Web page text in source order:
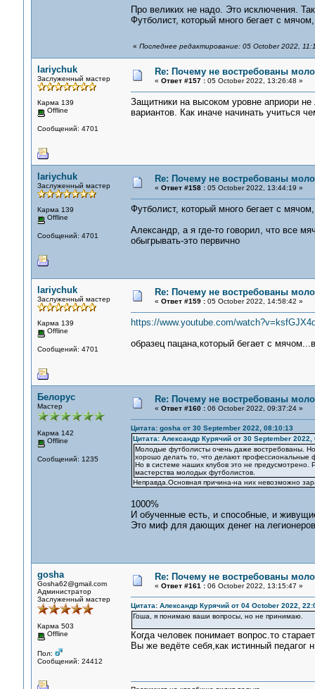
Про великих не надо. Это исключения.
Футболист, который много бегает с
« Последнее редактирование: 05 October 2022,
lariychuk
Заслуженный мастер
Карма 139
Offline
Сообщений: 4701
Re: Почему не востребованы
« Ответ #157 :05 October 2022, 13:26:48 »
Защитники на высоком уровне априори
вариантов. Как иначе начинать учиться
lariychuk
Заслуженный мастер
Карма 139
Offline
Сообщений: 4701
Re: Почему не востребованы
« Ответ #158 :05 October 2022, 13:44:19 »
Футболист, который много бегает с
Александр, а я где-то говорил, что все
обыгрывать-это первично
lariychuk
Заслуженный мастер
Карма 139
Offline
Сообщений: 4701
Re: Почему не востребованы
« Ответ #159 :05 October 2022, 14:58:42 »
https://www.youtube.com/
образец пацана,который бегает с
Белорус
Мастер
Карма 142
Offline
Сообщений: 1235
Re: Почему не востребованы
« Ответ #160 :06 October 2022, 09:37:24 »
Цитата: gosha от 30 September 2022, 08:10:13
Цитата: Александр Курячий от 30 September 2022,
Молодые футболисты очень даже востребованы.
хорошо делать то, что делают профессиональные
Но в системе наших клубов это не
мастерства молодых футболистов.
Неправда.Основная причина-на них невозможно
1000%
И обученные есть, и способные, и
Это миф для дающих денег на
gosha
Gosha62@gmail.com
Администратор
Заслуженный мастер
Карма 503
Offline
Пол:
Сообщений: 24412
Re: Почему не востребованы
« Ответ #161 :06 October 2022, 13:15:47 »
Цитата: Александр Курячий от 04 October 2022,
Гоша, я понимаю ваши вопросы, но не принимаю.
Когда человек понимает вопрос.то
Вы же ведёте себя,как истинный